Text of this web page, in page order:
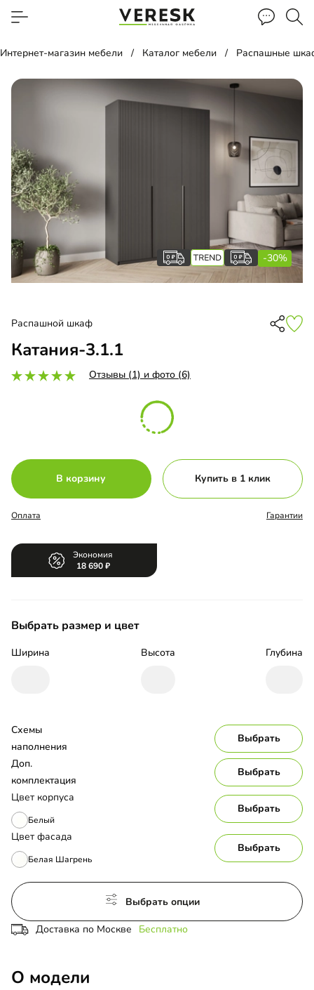
Интернет-магазин мебели Каталог мебели Распашные
-30%
Распашной шкаф
Катания-3.1.1
Отзывы (1) и фото (6)
В корзину Купить в 1 клик
Оплата Гарантии
Экономия
18 690
Выбрать размер и цвет
Ширина Высота Глубина
Цвет корпуса
Белый
Выбрать
Цвет фасада
Белая Шагрень
Выбрать
Схемы
наполнения
Выбрать
Доп.
комплектация
Выбрать
Выбрать опции
Доставка по Москве Бесплатно
О модели